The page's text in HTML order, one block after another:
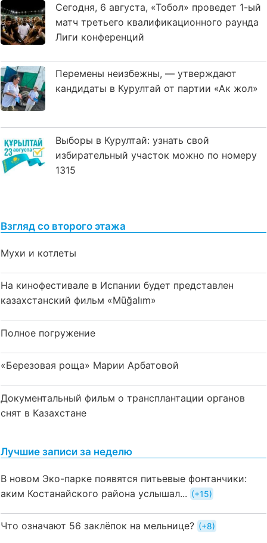
Сегодня, 6 августа, «Тобол» проведет 1-ый
матч третьего квалификационного раунда
Лиги конференций
Перемены неизбежны, — утверждают
кандидаты в Курултай от партии «Ак жол»
Выборы в Курултай: узнать свой
избирательный участок можно по номеру
1315
Взгляд со второго этажа
Мухи и котлеты
На кинофестивале в Испании будет представлен
казахстанский фильм «Mūğalım»
Полное погружение
«Березовая роща» Марии Арбатовой
Документальный фильм о трансплантации органов
снят в Казахстане
Лучшие записи за неделю
В новом Эко-парке появятся питьевые фонтанчики:
аким Костанайского района услышал...
+15
Что означают 56 заклёпок на мельнице? +8